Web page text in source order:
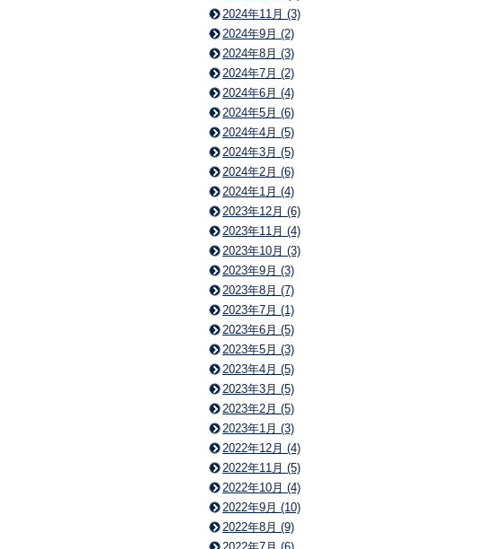
2024年11月 (3)
2024年9月 (2)
2024年8月 (3)
2024年7月 (2)
2024年6月 (4)
2024年5月 (6)
2024年4月 (5)
2024年3月 (5)
2024年2月 (6)
2024年1月 (4)
2023年12月 (6)
2023年11月 (4)
2023年10月 (3)
2023年9月 (3)
2023年8月 (7)
2023年7月 (1)
2023年6月 (5)
2023年5月 (3)
2023年4月 (5)
2023年3月 (5)
2023年2月 (5)
2023年1月 (3)
2022年12月 (4)
2022年11月 (5)
2022年10月 (4)
2022年9月 (10)
2022年8月 (9)